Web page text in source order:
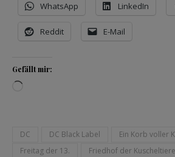
WhatsApp LinkedIn
Reddit E-Mail
Gefällt mir:
DC DC Black Label Ein Korb voller
Freitag der 13.
Friedhof der Kuscheltiere